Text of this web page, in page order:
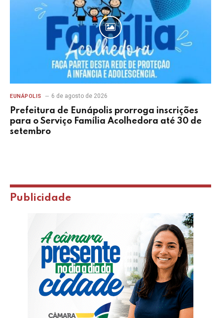
EUNÁPOLIS 6 de agosto de 2026
Prefeitura de Eunápolis prorroga inscrições
para o Serviço Família Acolhedora até 30 de
setembro
Publicidade